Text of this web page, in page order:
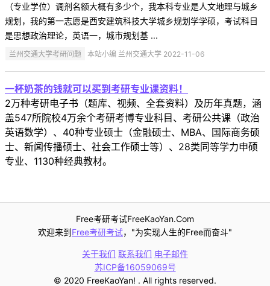
（专业学位）调剂名额大概有多少个，我本科专业是人文地理与城乡
规划，我的第一志愿是西安建筑科技大学城乡规划学学硕，考试科目
是思想政治理论，英语一，城市规划基 ...
兰州交通大学考研问题 本站小编 兰州交通大学 2022-11-06
一杯奶茶的钱就可以买到考研专业课资料！
2万种考研电子书（题库、视频、全套资料）及历年真题，涵
盖547所院校4万余个考研考博专业科目、考研公共课（政治
英语数学）、40种专业硕士（金融硕士、MBA、国际商务硕
士、新闻传播硕士、社会工作硕士等）、28类同等学力申硕
专业、1130种经典教材。
Free考研考试FreeKaoYan.Com
欢迎来到Free考研考试，"为实现人生的Free而奋斗"
关于我们 联系我们 电子邮件
苏ICP备16059069号
© 2020 FreeKaoYan! . All rights reserved.